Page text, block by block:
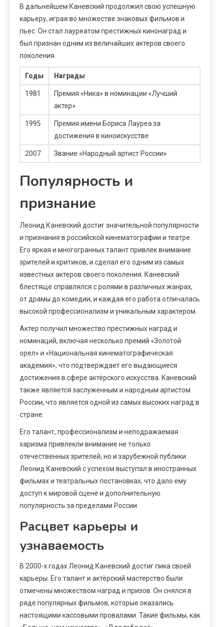
В дальнейшем Каневский продолжил свою успешную
карьеру, играя во множестве знаковых фильмов и
пьес. Он стал лауреатом престижных кинонаград и
был признан одним из величайших актеров своего
поколения.
Годы Награды
1981
Премия «Ника» в номинации «Лучший
актер»
1995
Премия имени Бориса Лауреа за
достижения в киноискусстве
2007 Звание «Народный артист России»
Популярность и
признание
Леонид Каневский достиг значительной популярности
и признания в российской кинематографии и театре.
Его яркая и многогранных талант привлек внимание
зрителей и критиков, и сделал его одним из самых
известных актеров своего поколения. Каневский
блестяще справлялся с ролями в различных жанрах,
от драмы до комедии, и каждая его работа отличалась
высокой профессионализм и уникальным характером.
Актер получил множество престижных наград и
номинаций, включая несколько премий «Золотой
орел» и «Национальная кинематографическая
академия», что подтверждает его выдающиеся
достижения в сфере актёрского искусства. Каневский
также является заслуженным и народным артистом
России, что является одной из самых высоких наград в
стране.
Его талант, профессионализм и неподражаемая
харизма привлекли внимание не только
отечественных зрителей, но и зарубежной публики.
Леонид Каневский с успехом выступал в иностранных
фильмах и театральных постановках, что дало ему
доступ к мировой сцене и дополнительную
популярность за пределами России.
Расцвет карьеры и
узнаваемость
В 2000-х годах Леонид Каневский достиг пика своей
карьеры. Его талант и актёрский мастерство были
отмечены множеством наград и призов. Он снялся в
ряде популярных фильмов, которые оказались
настоящими кассовыми провалами. Такие фильмы, как